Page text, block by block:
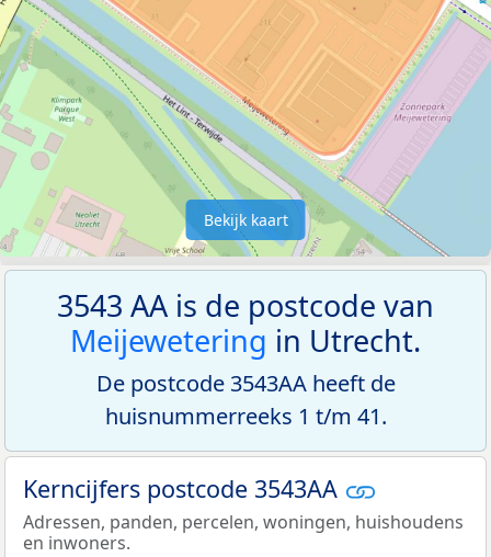
Bekijk kaart
3543 AA is de postcode van
Meijewetering in Utrecht.
De postcode 3543AA heeft de
huisnummerreeks 1 t/m 41.
Kerncijfers postcode 3543AA
Adressen, panden, percelen, woningen, huishoudens
en inwoners.